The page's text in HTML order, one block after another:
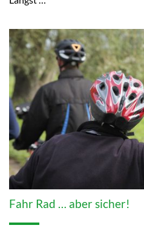
Fahr Rad … aber sicher!